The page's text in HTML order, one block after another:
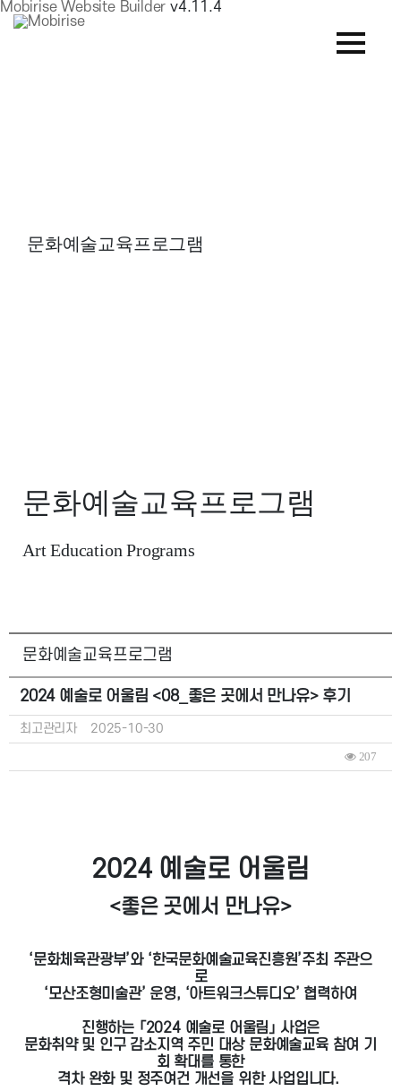
Mobirise Website Builder v4.11.4
문화예술교육프로그램
문화예술교육프로그램
Art Education Programs
문화예술교육프로그램
2024 예술로 어울림 <08_좋은 곳에서 만나유> 후기
최고관리자 2025-10-30
207
2024 예술로 어울림
<좋은 곳에서 만나유>
‘문화체육관광부’와 ‘한국문화예술교육진흥원’주최 주관으
로
‘모산조형미술관’ 운영, ‘아트워크스튜디오’ 협력하여
진행하는 「2024 예술로 어울림」 사업은
문화취약 및 인구 감소지역 주민 대상 문화예술교육 참여 기
회 확대를 통한
격차 완화 및 정주여건 개선을 위한 사업입니다.